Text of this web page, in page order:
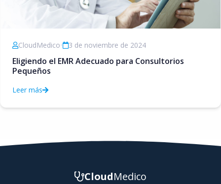
CloudMedico• 3 de noviembre de 2024
Eligiendo el EMR Adecuado para Consultorios
Pequeños
Leer más
CloudMedico